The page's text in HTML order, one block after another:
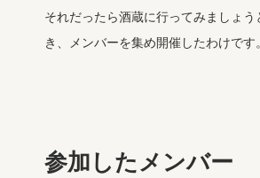
それだったら酒蔵に行ってみましょう
き、メンバーを集め開催したわけです
参加したメンバー